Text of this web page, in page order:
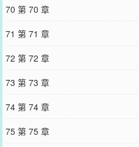
70 第 70 章
71 第 71 章
72 第 72 章
73 第 73 章
74 第 74 章
75 第 75 章